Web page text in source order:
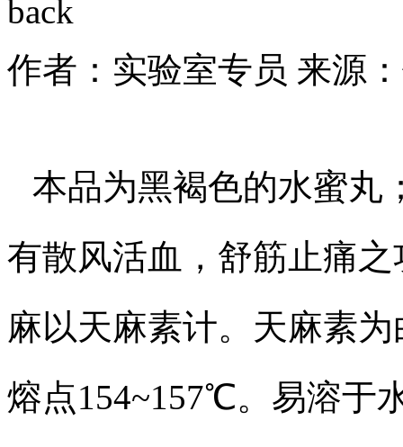
作者：实验室专员 来源
本品为黑褐色的水蜜丸
有散风活血，舒筋止痛
麻以天麻素计。天麻素
熔点154~157℃。易溶于